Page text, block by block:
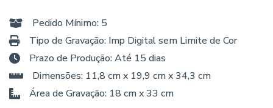
Pedido Mínimo: 5
Tipo de Gravação: Imp Digital sem Limite de Cor
Prazo de Produção: Até 15 dias
Dimensões: 11,8 cm x 19,9 cm x 34,3 cm
Área de Gravação: 18 cm x 33 cm